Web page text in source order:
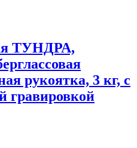
ТУНДРА,
рукоятка, 3 кг, с
гравировкой